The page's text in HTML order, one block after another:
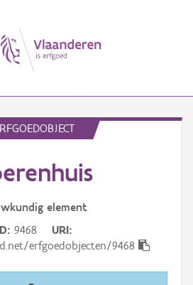
element
9468
URI
erfgoedobjecten/9468